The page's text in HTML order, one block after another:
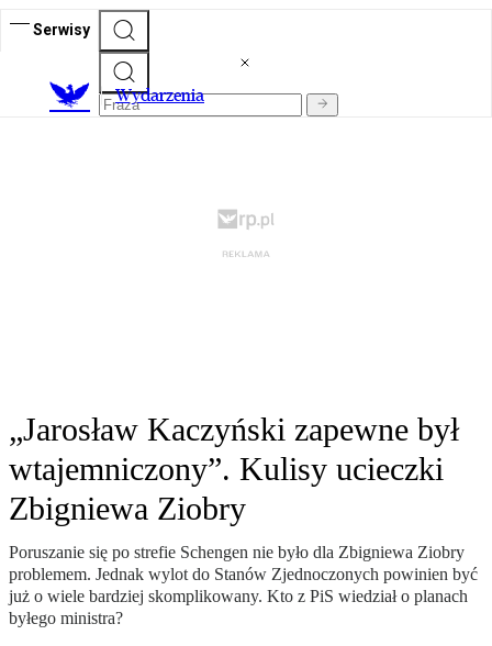
Serwisy
Wydarzenia
„Jarosław Kaczyński zapewne był
wtajemniczony”. Kulisy ucieczki
Zbigniewa Ziobry
Poruszanie się po strefie Schengen nie było dla Zbigniewa Ziobry
problemem. Jednak wylot do Stanów Zjednoczonych powinien być
już o wiele bardziej skomplikowany. Kto z PiS wiedział o planach
byłego ministra?